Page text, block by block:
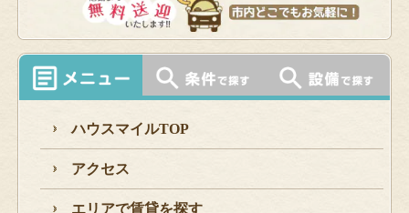
ハウスマイルTOP
アクセス
エリアで賃貸を探す